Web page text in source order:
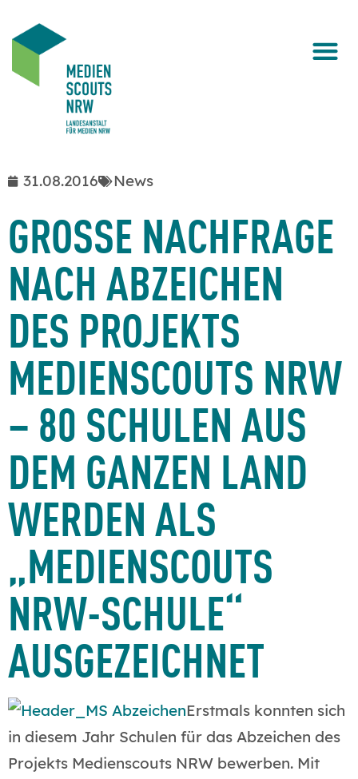
31.08.2016 News
GROSSE NACHFRAGE N
ACH ABZEICHEN D
ES PROJEKTS M
EDIENSCOUTS NRW –
80 SCHULEN AUS D
EM GANZEN LAND W
ERDEN ALS „
MEDIENSCOUTS N
RW-SCHULE“ A
USGEZEICHNET
Erstmals konnten sich
in diesem Jahr Schulen für das Abzeichen des
Projekts Medienscouts NRW bewerben. Mit